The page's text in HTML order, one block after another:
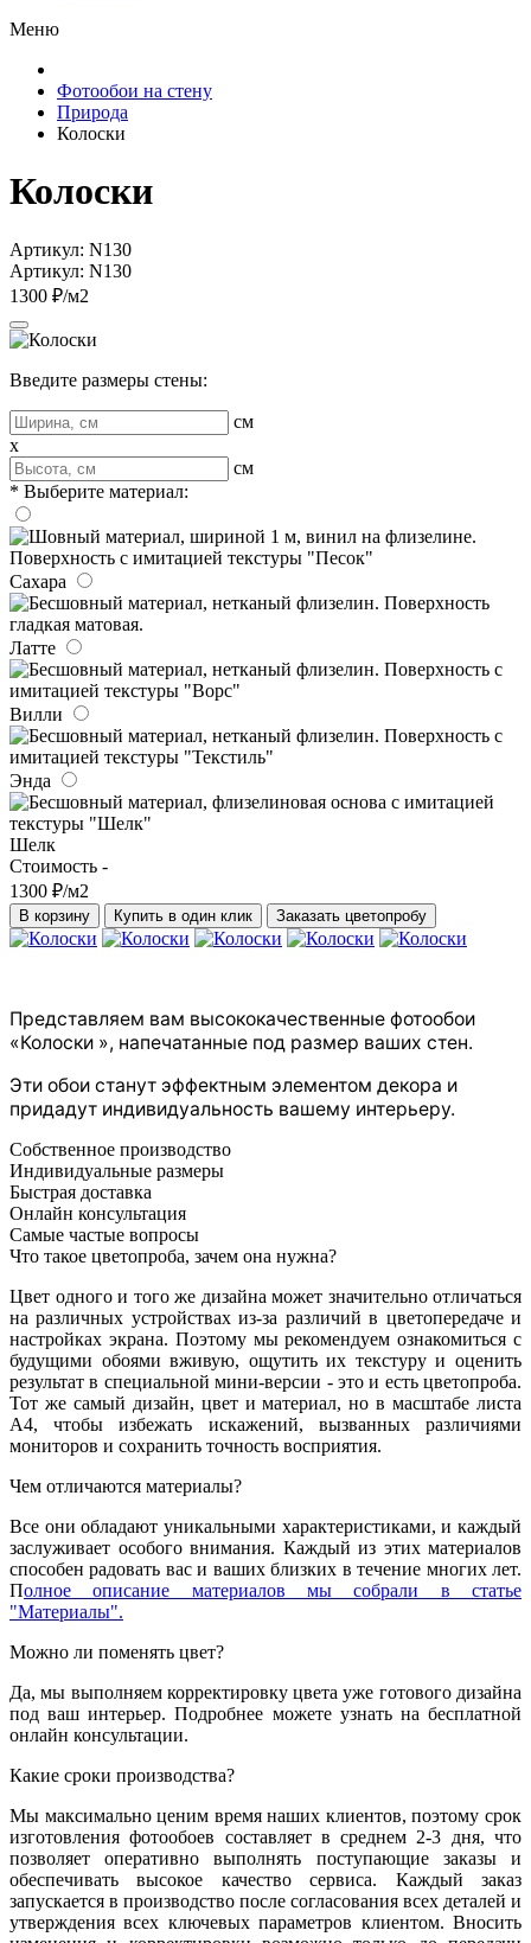
Меню
Фотообои на стену
Природа
Колоски
Колоски
Артикул: N130
Артикул: N130
1300 ₽/м2
Введите размеры стены:
см
x
см
* Выберите материал:
Сахара
Латте
Вилли
Энда
Шелк
Стоимость -
1300 ₽/м2
В корзину Купить в один клик Заказать цветопробу
Представляем вам высококачественные фотообои
«Колоски », напечатанные под размер ваших стен.
Эти обои станут эффектным элементом декора и
придадут индивидуальность вашему интерьеру.
Собственное производство
Индивидуальные размеры
Быстрая доставка
Онлайн консультация
Самые частые вопросы
Что такое цветопроба, зачем она нужна?
Цвет одного и того же дизайна может значительно отличаться
на различных устройствах из-за различий в цветопередаче и
настройках экрана. Поэтому мы рекомендуем ознакомиться с
будущими обоями вживую, ощутить их текстуру и оценить
результат в специальной мини-версии - это и есть цветопроба.
Тот же самый дизайн, цвет и материал, но в масштабе листа
А4, чтобы избежать искажений, вызванных различиями
мониторов и сохранить точность восприятия.
Чем отличаются материалы?
Все они обладают уникальными характеристиками, и каждый
заслуживает особого внимания. Каждый из этих материалов
способен радовать вас и ваших близких в течение многих лет.
Полное описание материалов мы собрали в статье
"Материалы".
Можно ли поменять цвет?
Да, мы выполняем корректировку цвета уже готового дизайна
под ваш интерьер. Подробнее можете узнать на бесплатной
онлайн консультации.
Какие сроки производства?
Мы максимально ценим время наших клиентов, поэтому срок
изготовления фотообоев составляет в среднем 2-3 дня, что
позволяет оперативно выполнять поступающие заказы и
обеспечивать высокое качество сервиса. Каждый заказ
запускается в производство после согласования всех деталей и
утверждения всех ключевых параметров клиентом. Вносить